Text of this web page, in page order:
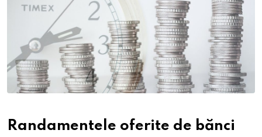
Randamentele oferite de bănci